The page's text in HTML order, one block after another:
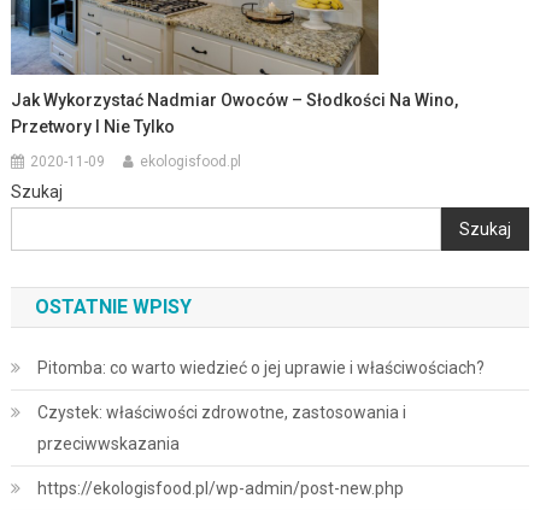
Jak Wykorzystać Nadmiar Owoców – Słodkości Na Wino,
Przetwory I Nie Tylko
2020-11-09 ekologisfood.pl
Szukaj
Szukaj
OSTATNIE WPISY
Pitomba: co warto wiedzieć o jej uprawie i właściwościach?
Czystek: właściwości zdrowotne, zastosowania i
przeciwwskazania
https://ekologisfood.pl/wp-admin/post-new.php